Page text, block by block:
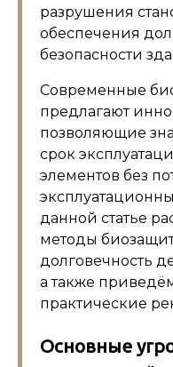
разрушения
обеспечения
безопасности
Современные
предлагают
позволяющие
срок
элементов без
данной статье
методы
долговечность
а также
практические
Основные